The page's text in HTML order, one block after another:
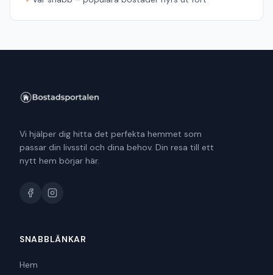
Vi hjälper dig hitta det perfekta hemmet som
passar din livsstil och dina behov. Din resa till ett
nytt hem börjar här.
SNABBLÄNKAR
Hem